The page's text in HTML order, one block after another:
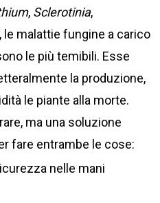
, Sclerotinia,
le malattie fungine a carico
le più temibili. Esse
la produzione,
le piante alla morte.
ma una soluzione
fare entrambe le cose:
nelle mani